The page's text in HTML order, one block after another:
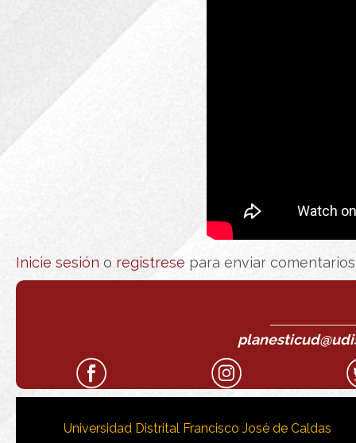
Inicie sesión o registrese para enviar comentarios
Universidad Distrital Francisco José de Caldas